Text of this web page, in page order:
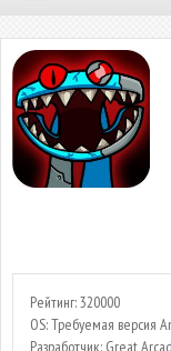
Рейтинг: 320000
OS: Требуемая версия
Разработчик: Great